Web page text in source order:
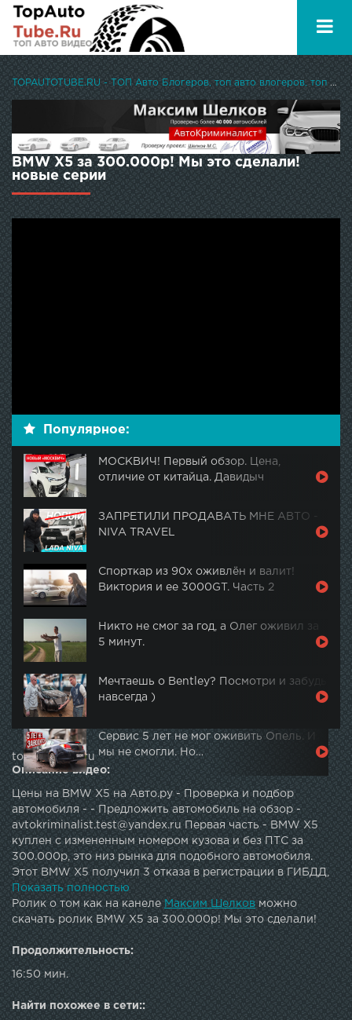
TOPAUTOTUBE.RU - ТОП Авто Блогеров, топ авто влогеров, топ авто ютуберов
BMW X5 за 300.000р! Мы это сделали!
новые серии
Популярное:
МОСКВИЧ! Первый обзор. Цена,
отличие от китайца. Давидыч
ЗАПРЕТИЛИ ПРОДАВАТЬ МНЕ АВТО -
NIVA TRAVEL
Спорткар из 90х оживлён и валит!
Виктория и ее 3000GT. Часть 2
Никто не смог за год, а Олег оживил за
5 минут.
Мечтаешь о Bentley? Посмотри и забудь
навсегда )
Сервис 5 лет не мог оживить Опель. И
мы не смогли. Но…
topautotube.ru
Описание видео:
Цены на BMW X5 на Авто.ру - Проверка и подбор
автомобиля - - Предложить автомобиль на обзор -
avtokriminalist.test@yandex.ru Первая часть - BMW X5
куплен с измененным номером кузова и без ПТС за
300.000р, это низ рынка для подобного автомобиля.
Этот BMW X5 получил 3 отказа в регистрации в ГИБДД,
по автомобилю проводилось 4 государственных
автоэкспертизы. Новый владелец хотел
зарегестрировать автомобиль. Перед тем как ехать в ГАИ,
он попросил меня меня проверить его BMW, чтобы
понять что именно его ждет и есть ли шансы. С точки
зрения автокриминалиста машина очень интересная,
подобные автомобили в России встречаются редко.
После проверки автомобиля я сказал, что машина
встанет на учет в ГАИ. Прошло несколько месяцев, была
Показать полностью
Ролик о том как на канеле Максим Шелков можно
скачать ролик BMW X5 за 300.000р! Мы это сделали!
Продолжительность:
16:50 мин.
Найти похожее в сети::